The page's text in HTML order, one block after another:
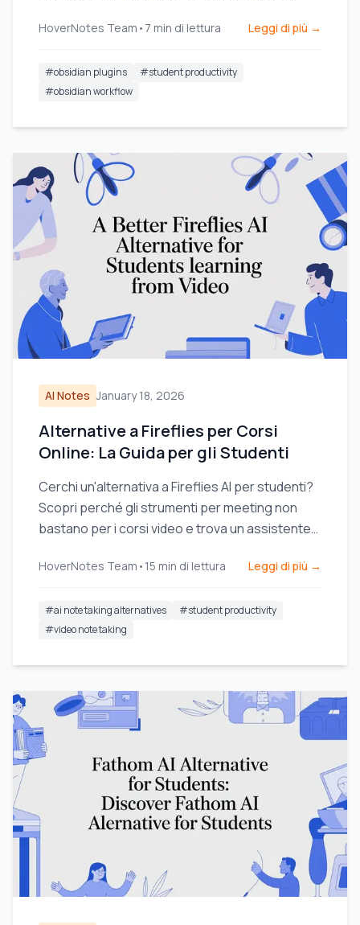
HoverNotes Team • 7 min di lettura Leggi di più →
#obsidian plugins #student productivity
#obsidian workflow
AI Notes January 18, 2026
Alternative a Fireflies per Corsi
Online: La Guida per gli Studenti
Cerchi un'alternativa a Fireflies AI per studenti?
Scopri perché gli strumenti per meeting non
bastano per i corsi video e trova un assistente
l'apprendimento.
HoverNotes Team • 15 min di lettura Leggi di più →
#ai note taking alternatives #student productivity
#video note taking